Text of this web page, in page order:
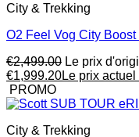
City & Trekking
O2 Feel Vog City Boost
€2,499.00 Le prix
€1,999.20Le prix
PROMO
City & Trekking